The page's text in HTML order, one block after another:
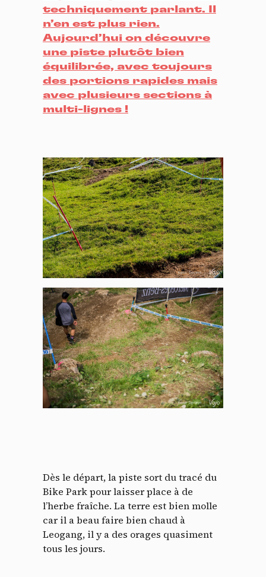
techniquement parlant. Il
n’en est plus rien.
Aujourd’hui on découvre
une piste plutôt bien
équilibrée, avec toujours
des portions rapides mais
avec plusieurs sections à
multi-lignes !
Dès le départ, la piste sort du tracé du
Bike Park pour laisser place à de
l’herbe fraîche. La terre est bien molle
car il a beau faire bien chaud à
Leogang, il y a des orages quasiment
tous les jours.